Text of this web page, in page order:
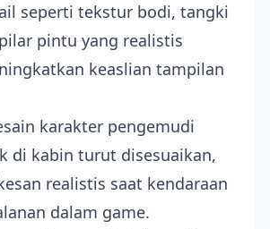
seperti tekstur bodi, tangki
pintu yang realistis
keaslian tampilan
karakter pengemudi
di kabin turut disesuaikan,
realistis saat kendaraan
dalam game.